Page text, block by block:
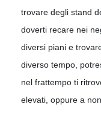
trovare degli stand
doverti recare nei
diversi piani e
diverso tempo,
nel frattempo ti
elevati, oppure a